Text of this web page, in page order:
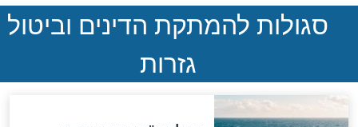
המסמך האבוד שנחשף
במרתפי מוסקבה: כתב היד
הנדיר של הרשב"ם התגלה